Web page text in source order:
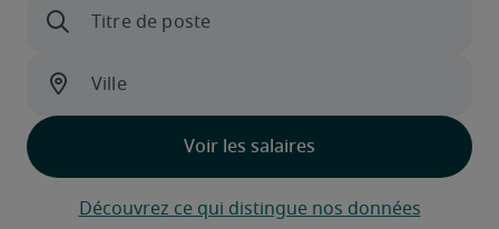
Découvrez ce qui distingue nos données